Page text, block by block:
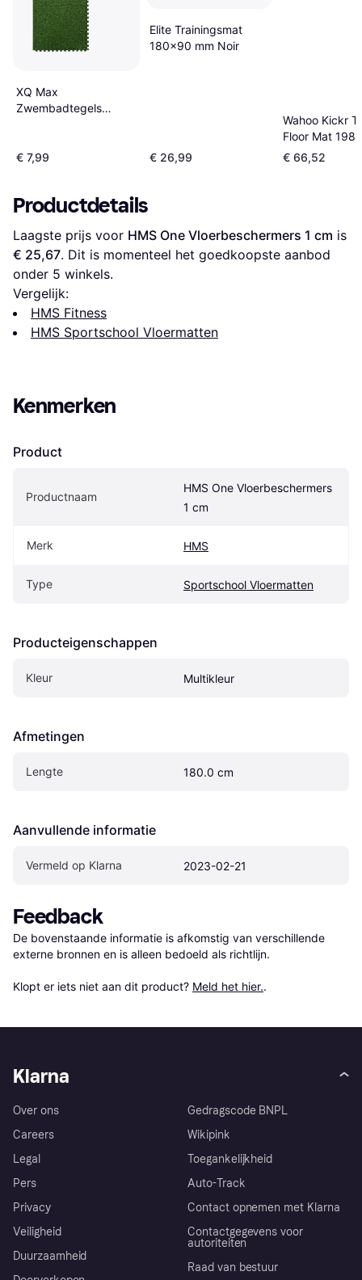
XQ Max
Zwembadtegels
€ 7,99
Elite Trainingsmat
180x90 mm Noir
€ 26,99
Wahoo Kickr
Floor Mat
€ 66,52
Productdetails
Laagste prijs voor HMS One Vloerbeschermers 1 cm
€ 25,67. Dit is momenteel het goedkoopste aanbod
onder 5 winkels.
Vergelijk:
HMS Fitness
HMS Sportschool Vloermatten
Kenmerken
Product
Productnaam
HMS One Vloerbeschermers
1 cm
Merk HMS
Type Sportschool Vloermatten
Producteigenschappen
Kleur Multikleur
Afmetingen
Lengte 180.0 cm
Aanvullende informatie
Vermeld op Klarna 2023-02-21
Feedback
De bovenstaande informatie is afkomstig van verschillende
externe bronnen en is alleen bedoeld als richtlijn.
Klopt er iets niet aan dit product? Meld het hier..
Klarna
Over ons
Careers
Legal
Pers
Privacy
Veiligheid
Duurzaamheid
Gedragscode BNPL
Wikipink
Toegankelijkheid
Auto-Track
Contact opnemen met Klarna
Contactgegevens voor
autoriteiten
Raad van bestuur